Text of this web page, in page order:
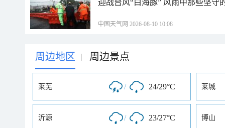
迎战台风“白海豚” 风雨中那些坚守
中国天气网 2026-08-10 10:08
周边地区 | 周边景点
莱芜 / 24/29°C 莱城
沂源 / 23/27°C 博山